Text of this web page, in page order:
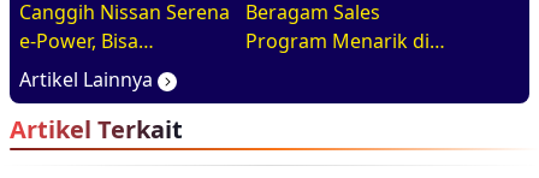
Canggih Nissan Serena
e-Power, Bisa
Diandalkan Untuk
Kebutuhan Harian
Keluarga
Beragam Sales
Program Menarik di
DP Ringan hingga
Artikel Lainnya
Artikel Terkait